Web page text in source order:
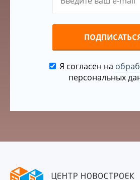
Я согласен на
персональных